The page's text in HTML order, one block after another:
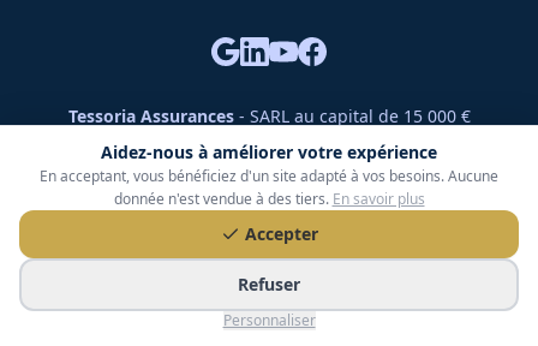
Aidez-nous à améliorer votre expérience
En acceptant, vous bénéficiez d'un site adapté à vos besoins. Aucune
donnée n'est vendue à des tiers. En savoir plus
Accepter
Refuser
Personnaliser
Tessoria Assurances- SARL au capital de 15 000 €
ORIAS n° 25007309 - RCS 990 206 179 - Membre du réseau
360 Courtage
RC Pro : Klarity - Contrat n° CCOUK000785
49 chemin des Gardettes Sine, 06570 Saint-Paul-de-Vence
© Tessoria Assurances. Tous droits réservés.